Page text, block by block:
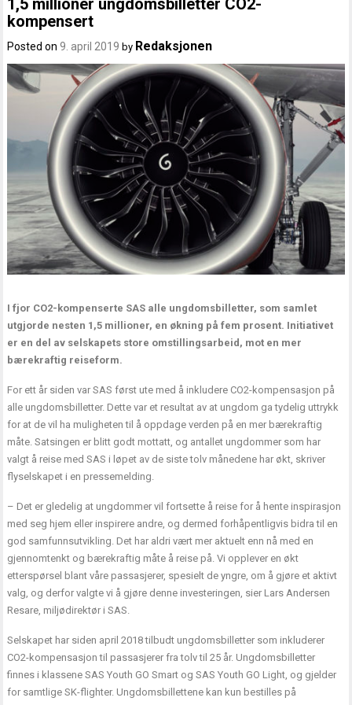
1,5 millioner ungdomsbilletter CO2-
kompensert
Posted on9. april 2019 by Redaksjonen
I fjor CO2-kompenserte SAS alle ungdomsbilletter, som samlet
utgjorde nesten 1,5 millioner, en økning på fem prosent. Initiativet
er en del av selskapets store omstillingsarbeid, mot en mer
bærekraftig reiseform.
For ett år siden var SAS først ute med å inkludere CO2-kompensasjon på
alle ungdomsbilletter. Dette var et resultat av at ungdom ga tydelig uttrykk
for at de vil ha muligheten til å oppdage verden på en mer bærekraftig
måte. Satsingen er blitt godt mottatt, og antallet ungdommer som har
valgt å reise med SAS i løpet av de siste tolv månedene har økt, skriver
flyselskapet i en pressemelding.
– Det er gledelig at ungdommer vil fortsette å reise for å hente inspirasjon
med seg hjem eller inspirere andre, og dermed forhåpentligvis bidra til en
god samfunnsutvikling. Det har aldri vært mer aktuelt enn nå med en
gjennomtenkt og bærekraftig måte å reise på. Vi opplever en økt
etterspørsel blant våre passasjerer, spesielt de yngre, om å gjøre et aktivt
valg, og derfor valgte vi å gjøre denne investeringen, sier Lars Andersen
Resare, miljødirektør i SAS.
Selskapet har siden april 2018 tilbudt ungdomsbilletter som inkluderer
CO2-kompensasjon til passasjerer fra tolv til 25 år. Ungdomsbilletter
finnes i klassene SAS Youth GO Smart og SAS Youth GO Light, og gjelder
for samtlige SK-flighter. Ungdomsbillettene kan kun bestilles på